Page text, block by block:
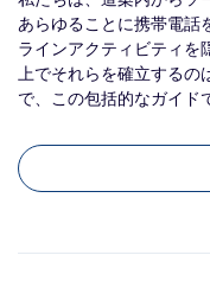
あらゆることに携帯電話
ラインアクティビティを
上でそれらを確立する
で、この包括的なガイド